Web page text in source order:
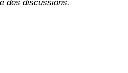
des discussions.